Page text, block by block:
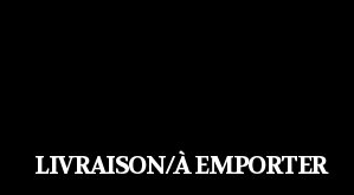
LIVRAISON/À EMPORTER